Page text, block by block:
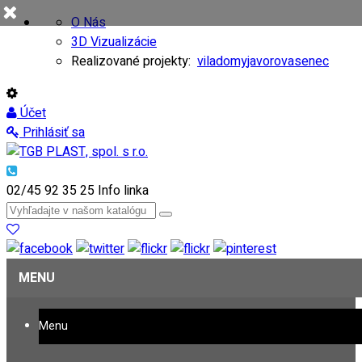
O Nás
3D Vizualizácie
Realizované projekty: viladomyjavorovasenec
Účet
Prihlásiť sa
02/45 92 35 25 Info linka
MENU
Menu